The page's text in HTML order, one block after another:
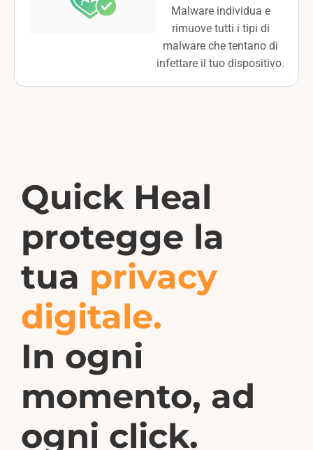
Malware individua e
rimuove tutti i tipi di
malware che tentano di
infettare il tuo dispositivo.
Quick Heal
protegge la
tua privacy
digitale.
In ogni
momento, ad
ogni click.